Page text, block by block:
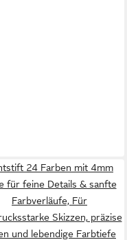
24 Farben mit 4mm
für feine Details & sanfte
Farbverläufe, Für
Skizzen, präzise
und lebendige Farbtiefe